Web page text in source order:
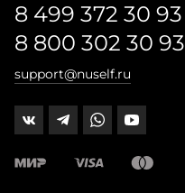
8 499 372 30 93
8 800 302 30 93
support@nuself.ru